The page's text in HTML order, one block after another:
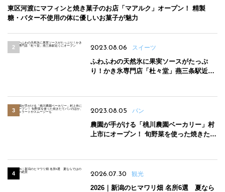
東区河渡にマフィンと焼き菓子のお店「マアルク」オープン！ 精製
糖・バター不使用の体に優しいお菓子が魅力
2023.08.06 スイーツ
ふわふわの天然氷に果実ソースがたっぷ
り！かき氷専門店「杜々堂」燕三条駅近く
2023.08.05 パン
農園が手がける「桃川農園ベーカリー」村
上市にオープン！ 旬野菜を使った焼きたて
2026.07.30 観光
2026｜新潟のヒマワリ畑 名所6選 夏なら